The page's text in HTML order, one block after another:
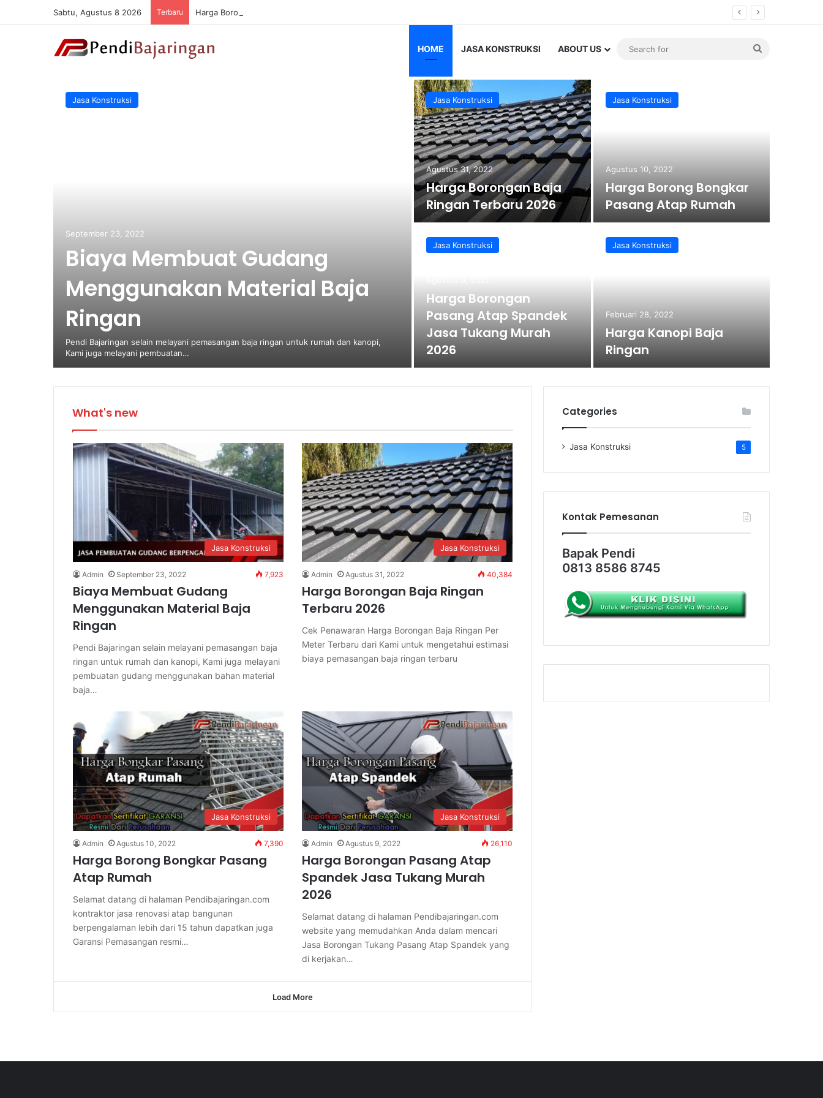
Sabtu, Agustus 8 2026 Terbaru Harga Borongan Baja Ringan Terbaru 2026
HOME JASA KONSTRUKSI ABOUT US
Jasa Konstruksi
September 23, 2022
Biaya Membuat Gudang
Menggunakan Material Baja
Ringan
Pendi Bajaringan selain melayani pemasangan baja ringan untuk rumah dan kanopi,
Kami juga melayani pembuatan…
Jasa Konstruksi
Agustus 31, 2022
Harga Borongan Baja
Ringan Terbaru 2026
Jasa Konstruksi
Agustus 10, 2022
Harga Borong Bongkar
Pasang Atap Rumah
Jasa Konstruksi
Harga Borongan
Pasang Atap Spandek
Jasa Tukang Murah
2026
Jasa Konstruksi
Februari 28, 2022
Harga Kanopi Baja
Ringan
What's new
Jasa Konstruksi
Admin September 23, 2022 7,923
Biaya Membuat Gudang
Menggunakan Material Baja
Ringan
Pendi Bajaringan selain melayani pemasangan baja
ringan untuk rumah dan kanopi, Kami juga melayani
pembuatan gudang menggunakan bahan material
baja…
Jasa Konstruksi
Admin Agustus 31, 2022 40,384
Harga Borongan Baja Ringan
Terbaru 2026
Cek Penawaran Harga Borongan Baja Ringan Per
Meter Terbaru dari Kami untuk mengetahui estimasi
biaya pemasangan baja ringan terbaru
Jasa Konstruksi
Admin Agustus 10, 2022 7,390
Harga Borong Bongkar Pasang
Atap Rumah
Selamat datang di halaman Pendibajaringan.com
kontraktor jasa renovasi atap bangunan
berpengalaman lebih dari 15 tahun dapatkan juga
Garansi Pemasangan resmi…
Jasa Konstruksi
Admin Agustus 9, 2022 26,110
Harga Borongan Pasang Atap
Spandek Jasa Tukang Murah
2026
Selamat datang di halaman Pendibajaringan.com
website yang memudahkan Anda dalam mencari
Jasa Borongan Tukang Pasang Atap Spandek yang
di kerjakan…
Load More
Categories
Jasa Konstruksi 5
Kontak Pemesanan
Bapak Pendi
0813 8586 8745